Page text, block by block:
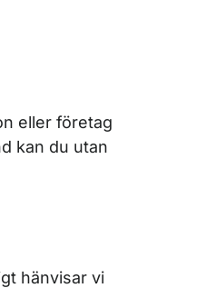
eller företag
kan du utan
hänvisar vi